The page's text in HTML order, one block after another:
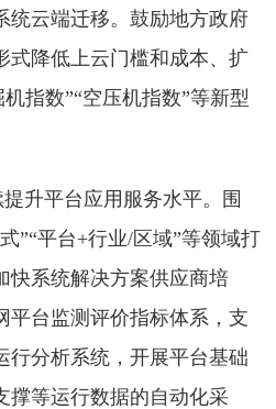
统云端迁移。鼓励地方政府
式降低上云门槛和成本、扩
指数”“空压机指数”等新型
升平台应用服务水平。围
”“平台+行业/区域”等领域打
快系统解决方案供应商培
平台监测评价指标体系，支
行分析系统，开展平台基础
撑等运行数据的自动化采